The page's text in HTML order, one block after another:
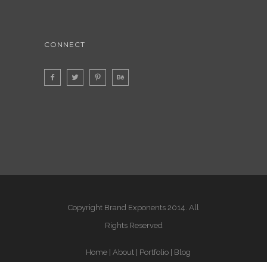
CONNECT
Copyright Brand Exponents 2014. All
Rights Reserved
Home About Portfolio Blog